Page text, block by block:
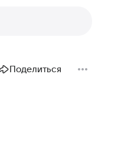
Поделиться